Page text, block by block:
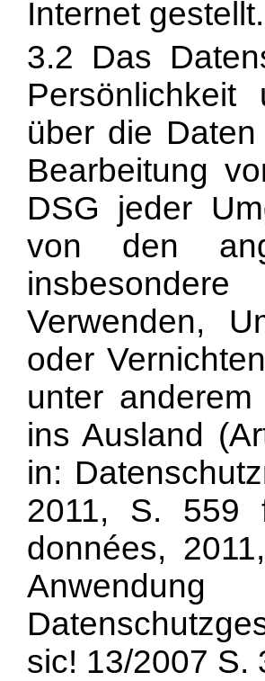
Internet gestellt.
3.2 Das
über die
Bearbeitung
DSG jeder
von den
Verwenden,
oder
unter
ins Ausland
in:
2011, S. 559
données,
sic! 13/2007 S.